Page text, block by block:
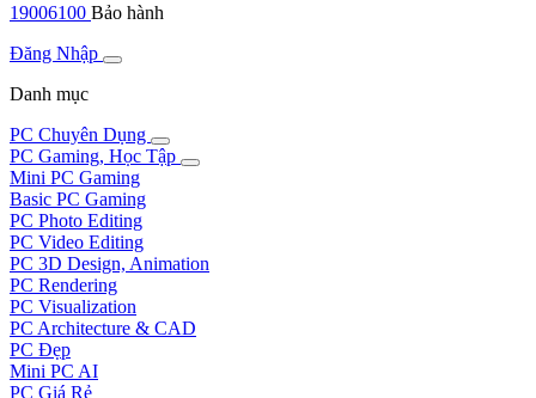
19006100 Bảo hành
Đăng Nhập
Danh mục
PC Chuyên Dụng
PC Gaming, Học Tập
Mini PC Gaming
Basic PC Gaming
PC Photo Editing
PC Video Editing
PC 3D Design, Animation
PC Rendering
PC Visualization
PC Architecture & CAD
PC Đẹp
Mini PC AI
PC Giá Rẻ